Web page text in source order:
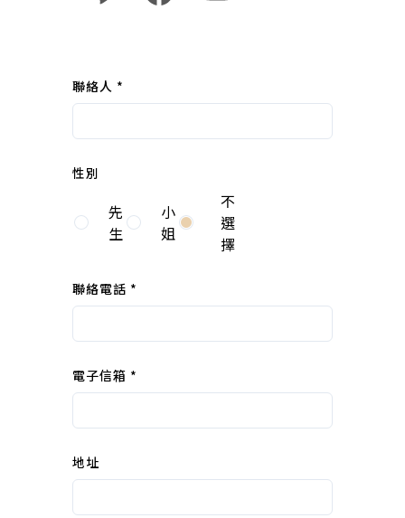
聯絡人 *
性別
先
生
小
姐
不
選
擇
聯絡電話 *
電子信箱 *
地址